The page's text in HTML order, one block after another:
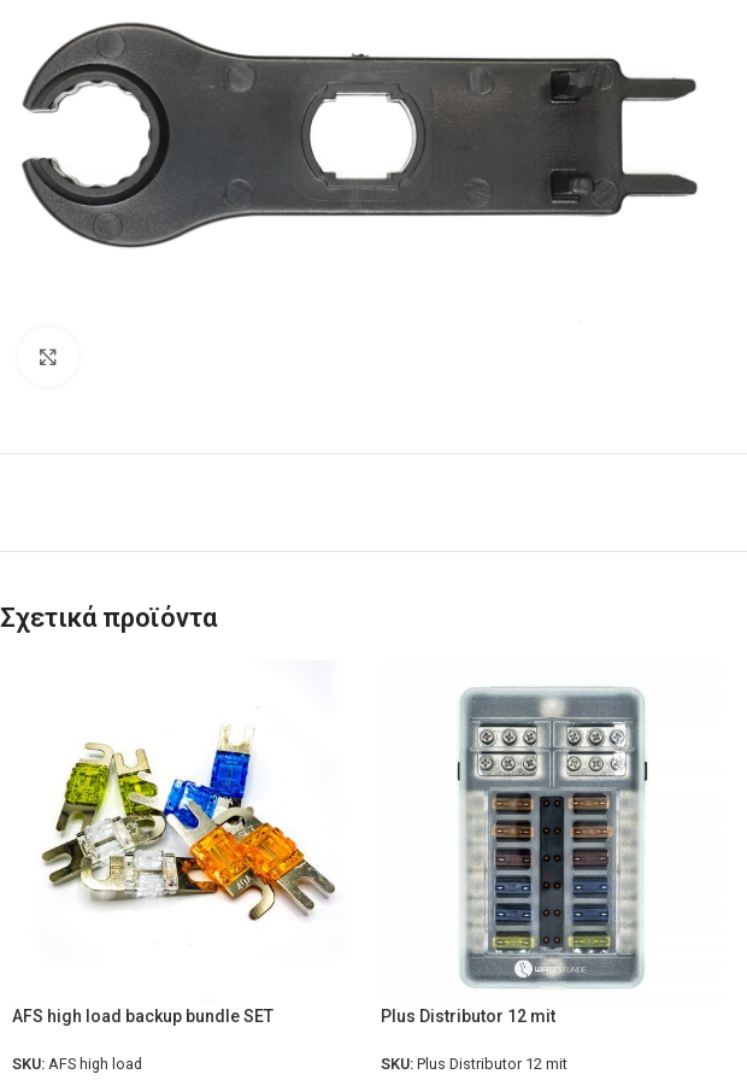
Σχετικά προϊόντα
AFS high load backup bundle SET
SKU: AFS high load
Plus Distributor 12 mit
SKU: Plus Distributor 12 mit